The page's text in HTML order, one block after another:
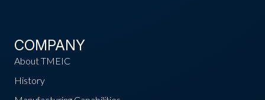
COMPANY
About TMEIC
History